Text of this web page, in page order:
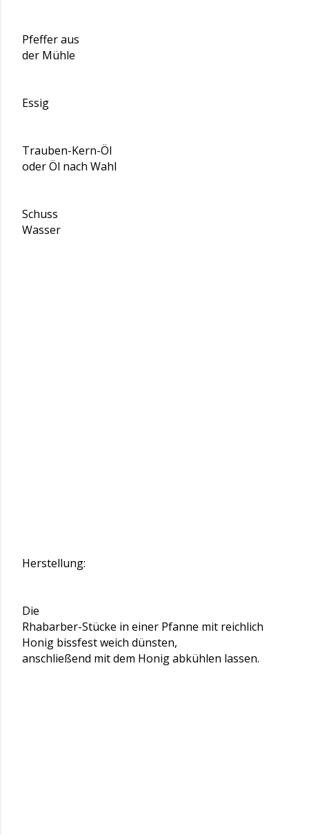
Pfeffer aus
der Mühle
Essig
Trauben-Kern-Öl
oder Öl nach Wahl
Schuss
Wasser
Herstellung:
Die
Rhabarber-Stücke in einer Pfanne mit reichlich
Honig bissfest weich dünsten,
anschließend mit dem Honig abkühlen lassen.